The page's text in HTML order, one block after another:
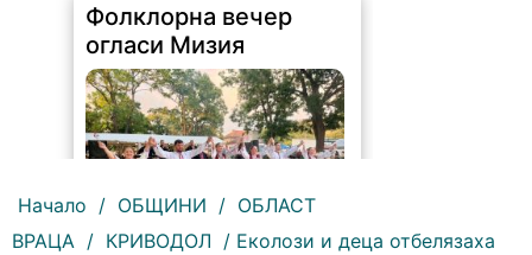
Фолклорна вечер
огласи Мизия
Начало / ОБЩИНИ / ОБЛАСТ
ВРАЦА / КРИВОДОЛ / Еколози и деца отбелязаха